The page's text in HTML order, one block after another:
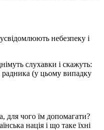
небезпеку і
слухавки і скажуть:
радника (у цьому випадку
для чого їм допомагати?
нація і що таке їхні